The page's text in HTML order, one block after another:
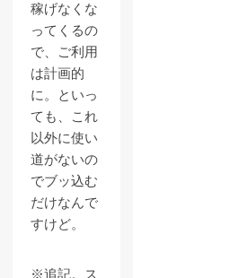
稼げなくな
ってくるの
で、ご利用
は計画的
に。といっ
ても、これ
以外に使い
道がないの
でブッ込む
だけなんで
すけど。
※追記。ス